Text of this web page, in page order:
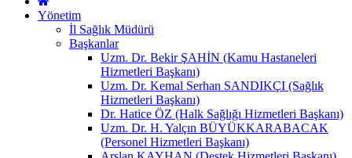
Yönetim
İl Sağlık Müdürü
Başkanlar
Uzm. Dr. Bekir ŞAHİN (Kamu Hastaneleri
Hizmetleri Başkanı)
Uzm. Dr. Kemal Serhan SANDIKÇI (Sağlık
Hizmetleri Başkanı)
Dr. Hatice ÖZ (Halk Sağlığı Hizmetleri Başkanı)
Uzm. Dr. H. Yalçın BÜYÜKKARABACAK
(Personel Hizmetleri Başkanı)